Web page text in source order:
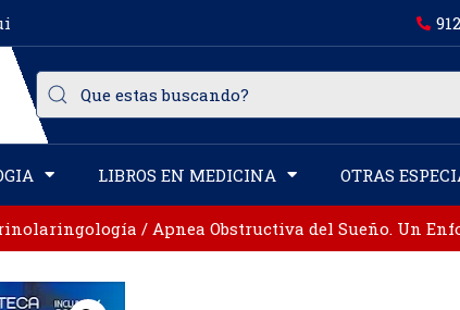
LIBROS EN MEDICINA OTRAS
/ Apnea Obstructiva del Sueño. Un